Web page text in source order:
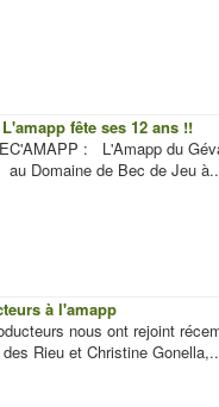
fête ses 12 ans !!
: L'Amapp du
Domaine de Bec de Jeu
à l'amapp
nous ont rejoint
Rieu et Christine